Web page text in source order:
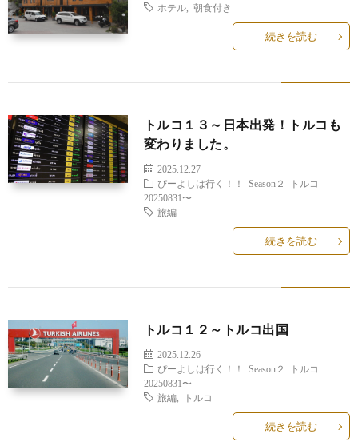
ホテル, 朝食付き
続きを読む
トルコ１３～日本出発！トルコも
変わりました。
2025.12.27
ぴーよしは行く！！
Season２
トルコ
20250831〜
旅編
続きを読む
トルコ１２～トルコ出国
2025.12.26
ぴーよしは行く！！
Season２
トルコ
20250831〜
旅編, トルコ
続きを読む